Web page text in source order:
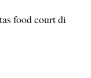
food court di